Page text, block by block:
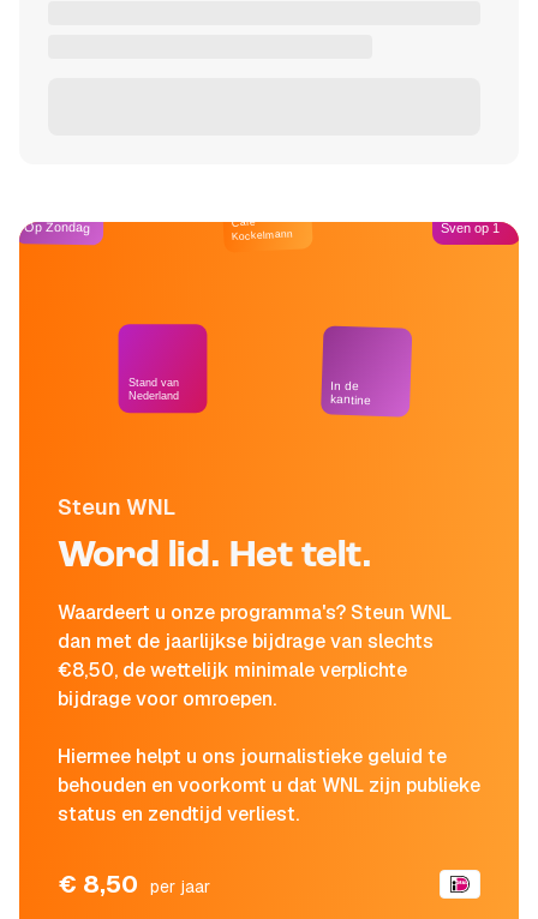
Steun WNL
Word lid. Het telt.
Waardeert u onze programma's? Steun WNL
dan met de jaarlijkse bijdrage van slechts
€8,50, de wettelijk minimale verplichte
bijdrage voor omroepen.
Hiermee helpt u ons journalistieke geluid te
behouden en voorkomt u dat WNL zijn publieke
status en zendtijd verliest.
€ 8,50 per jaar
Op Zondag
Stand van
Nederland
Café
Kockelmann
In de
kantine
Sven op 1